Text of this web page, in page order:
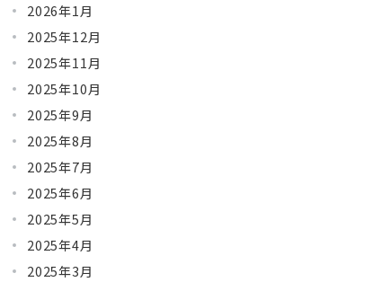
2026年1月
2025年12月
2025年11月
2025年10月
2025年9月
2025年8月
2025年7月
2025年6月
2025年5月
2025年4月
2025年3月